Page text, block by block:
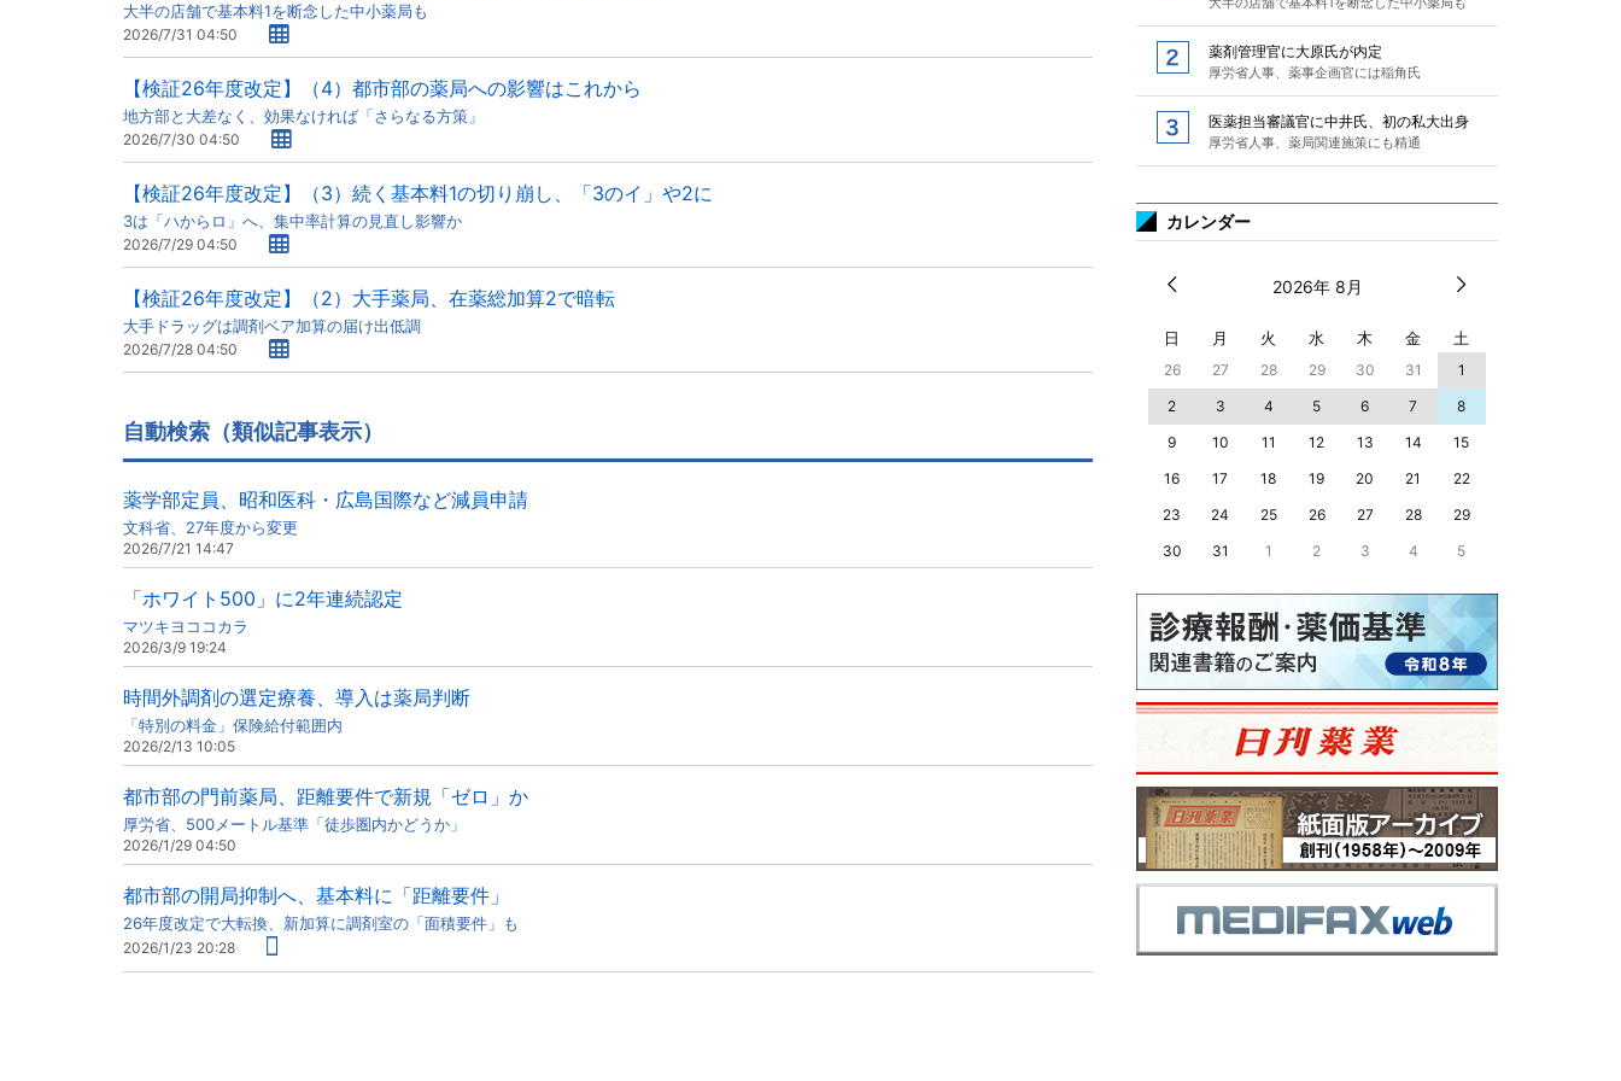
大半の店舗で基本料1を断念した中小薬局も
2026/7/31 04:50
【検証26年度改定】（4）都市部の薬局への影響はこれから
地方部と大差なく、効果なければ「さらなる方策」
2026/7/30 04:50
【検証26年度改定】（3）続く基本料1の切り崩し、「3のイ」や2に
3は「ハからロ」へ、集中率計算の見直し影響か
2026/7/29 04:50
【検証26年度改定】（2）大手薬局、在薬総加算2で暗転
大手ドラッグは調剤ベア加算の届け出低調
2026/7/28 04:50
自動検索（類似記事表示）
薬学部定員、昭和医科・広島国際など減員申請
文科省、27年度から変更
2026/7/21 14:47
「ホワイト500」に2年連続認定
マツキヨココカラ
2026/3/9 19:24
時間外調剤の選定療養、導入は薬局判断
「特別の料金」保険給付範囲内
2026/2/13 10:05
都市部の門前薬局、距離要件で新規「ゼロ」か
厚労省、500メートル基準「徒歩圏内かどうか」
2026/1/29 04:50
都市部の開局抑制へ、基本料に「距離要件」
26年度改定で大転換、新加算に調剤室の「面積要件」も
2026/1/23 20:28
薬剤管理官に大原氏が内定
厚労省人事、薬事企画官には稲角氏
医薬担当審議官に中井氏、初の私大出身
厚労省人事、薬局関連施策にも精通
カレンダー
2026年 8月
日 月 火 水 木 金 土
26 27 28 29 30 31
1
2
3 4 5 6 7
8
9
10 11 12 13 14
15
16
17 18 19 20 21
22
23
24 25 26 27 28
29
30
31 1 2 3 4 5